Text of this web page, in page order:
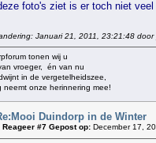
foto's ziet is er toch niet
Januari 21, 2011, 23:21:48 door
tonen wij u
vroeger, én van nu
in de vergetelheidszee,
neemt onze herinnering mee!
Duindorp in de Winter
Reageer #7 Gepost op: December 17,